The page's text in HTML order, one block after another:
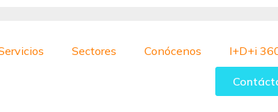
Sectores Conócenos I+D+i